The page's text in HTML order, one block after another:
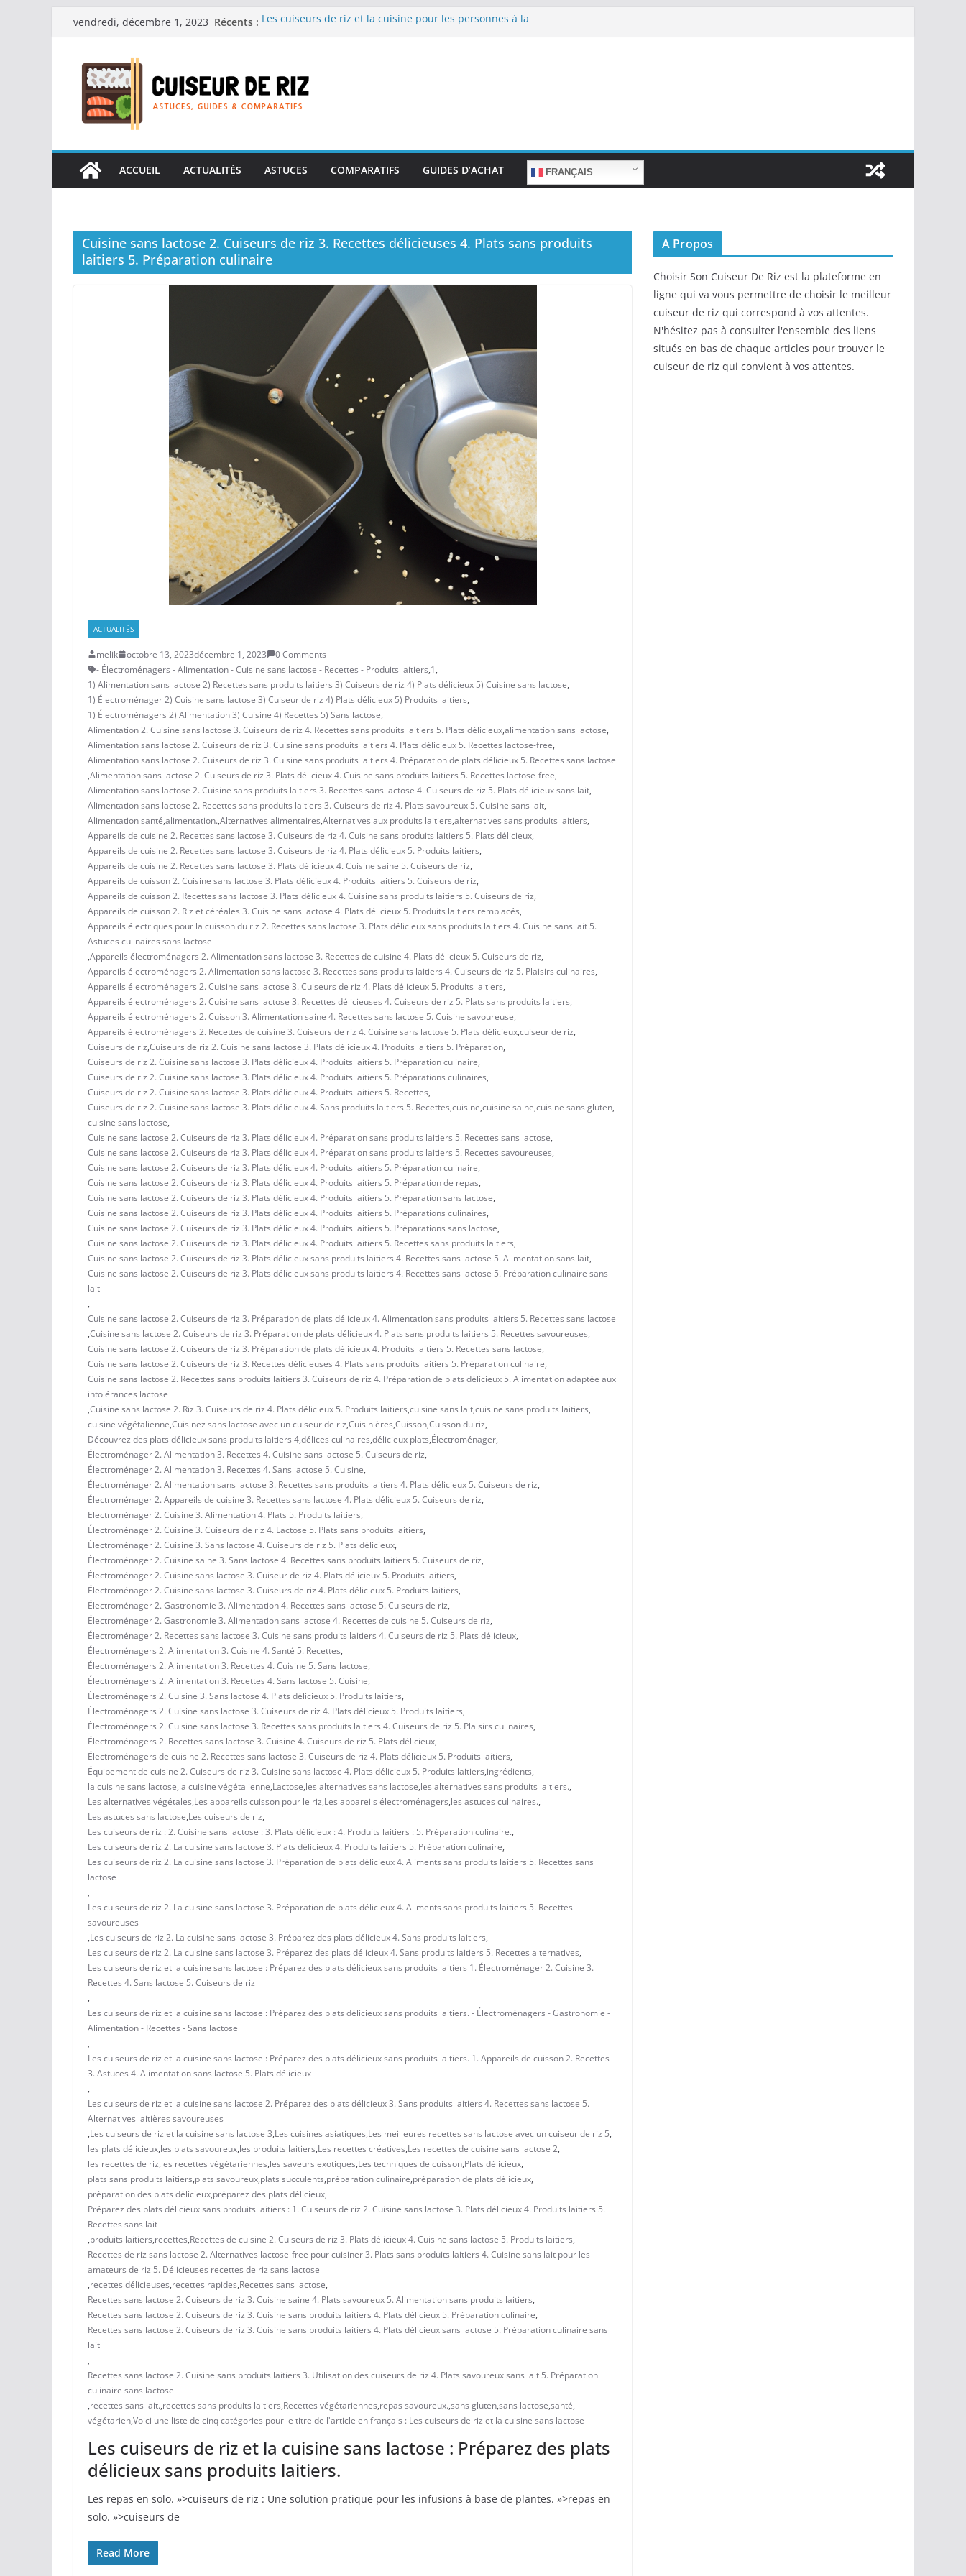
Passervendredi, décembre 1, 2023 Récents : Les cuiseurs de riz et la cuisine pour les personnes à la
Les cuiseurs de riz pour les familles nombreuses : Cuisson
en grande quantité.
Les cuiseurs de riz et la préparation de plats pour les
réconfortants.
ACCUEIL
ACTUALITÉS ASTUCES COMPARATIFS GUIDES D’ACHAT FRANÇAIS
Cuisine sans lactose 2. Cuiseurs de riz 3. Recettes délicieuses 4. Plats sans produits
laitiers 5. Préparation culinaire
ACTUALITÉS
melik octobre 13, 2023décembre 1, 2023
0 Comments
- Électroménagers - Alimentation - Cuisine sans lactose - Recettes - Produits laitiers,1,
1) Alimentation sans lactose 2) Recettes sans produits laitiers 3) Cuiseurs de riz 4) Plats délicieux 5) Cuisine sans lactose,
1) Électroménager 2) Cuisine sans lactose 3) Cuiseur de riz 4) Plats délicieux 5) Produits laitiers,
1) Électroménagers 2) Alimentation 3) Cuisine 4) Recettes 5) Sans lactose,
Alimentation 2. Cuisine sans lactose 3. Cuiseurs de riz 4. Recettes sans produits laitiers 5. Plats délicieux,alimentation sans lactose,
Alimentation sans lactose 2. Cuiseurs de riz 3. Cuisine sans produits laitiers 4. Plats délicieux 5. Recettes lactose-free,
Alimentation sans lactose 2. Cuiseurs de riz 3. Cuisine sans produits laitiers 4. Préparation de plats délicieux 5. Recettes sans lactose
,Alimentation sans lactose 2. Cuiseurs de riz 3. Plats délicieux 4. Cuisine sans produits laitiers 5. Recettes lactose-free,
Alimentation sans lactose 2. Cuisine sans produits laitiers 3. Recettes sans lactose 4. Cuiseurs de riz 5. Plats délicieux sans lait,
Alimentation sans lactose 2. Recettes sans produits laitiers 3. Cuiseurs de riz 4. Plats savoureux 5. Cuisine sans lait,
Alimentation santé,alimentation.,Alternatives alimentaires,Alternatives aux produits laitiers,alternatives sans produits laitiers,
Appareils de cuisine 2. Recettes sans lactose 3. Cuiseurs de riz 4. Cuisine sans produits laitiers 5. Plats délicieux,
Appareils de cuisine 2. Recettes sans lactose 3. Cuiseurs de riz 4. Plats délicieux 5. Produits laitiers,
Appareils de cuisine 2. Recettes sans lactose 3. Plats délicieux 4. Cuisine saine 5. Cuiseurs de riz,
Appareils de cuisson 2. Cuisine sans lactose 3. Plats délicieux 4. Produits laitiers 5. Cuiseurs de riz,
Appareils de cuisson 2. Recettes sans lactose 3. Plats délicieux 4. Cuisine sans produits laitiers 5. Cuiseurs de riz,
Appareils de cuisson 2. Riz et céréales 3. Cuisine sans lactose 4. Plats délicieux 5. Produits laitiers remplacés,
Appareils électriques pour la cuisson du riz 2. Recettes sans lactose 3. Plats délicieux sans produits laitiers 4. Cuisine sans lait 5.
Astuces culinaires sans lactose
,Appareils électroménagers 2. Alimentation sans lactose 3. Recettes de cuisine 4. Plats délicieux 5. Cuiseurs de riz,
Appareils électroménagers 2. Alimentation sans lactose 3. Recettes sans produits laitiers 4. Cuiseurs de riz 5. Plaisirs culinaires,
Appareils électroménagers 2. Cuisine sans lactose 3. Cuiseurs de riz 4. Plats délicieux 5. Produits laitiers,
Appareils électroménagers 2. Cuisine sans lactose 3. Recettes délicieuses 4. Cuiseurs de riz 5. Plats sans produits laitiers,
Appareils électroménagers 2. Cuisson 3. Alimentation saine 4. Recettes sans lactose 5. Cuisine savoureuse,
Appareils électroménagers 2. Recettes de cuisine 3. Cuiseurs de riz 4. Cuisine sans lactose 5. Plats délicieux,cuiseur de riz,
Cuiseurs de riz,Cuiseurs de riz 2. Cuisine sans lactose 3. Plats délicieux 4. Produits laitiers 5. Préparation,
Cuiseurs de riz 2. Cuisine sans lactose 3. Plats délicieux 4. Produits laitiers 5. Préparation culinaire,
Cuiseurs de riz 2. Cuisine sans lactose 3. Plats délicieux 4. Produits laitiers 5. Préparations culinaires,
Cuiseurs de riz 2. Cuisine sans lactose 3. Plats délicieux 4. Produits laitiers 5. Recettes,
Cuiseurs de riz 2. Cuisine sans lactose 3. Plats délicieux 4. Sans produits laitiers 5. Recettes,cuisine,cuisine saine,cuisine sans gluten,
cuisine sans lactose,
Cuisine sans lactose 2. Cuiseurs de riz 3. Plats délicieux 4. Préparation sans produits laitiers 5. Recettes sans lactose,
Cuisine sans lactose 2. Cuiseurs de riz 3. Plats délicieux 4. Préparation sans produits laitiers 5. Recettes savoureuses,
Cuisine sans lactose 2. Cuiseurs de riz 3. Plats délicieux 4. Produits laitiers 5. Préparation culinaire,
Cuisine sans lactose 2. Cuiseurs de riz 3. Plats délicieux 4. Produits laitiers 5. Préparation de repas,
Cuisine sans lactose 2. Cuiseurs de riz 3. Plats délicieux 4. Produits laitiers 5. Préparation sans lactose,
Cuisine sans lactose 2. Cuiseurs de riz 3. Plats délicieux 4. Produits laitiers 5. Préparations culinaires,
Cuisine sans lactose 2. Cuiseurs de riz 3. Plats délicieux 4. Produits laitiers 5. Préparations sans lactose,
Cuisine sans lactose 2. Cuiseurs de riz 3. Plats délicieux 4. Produits laitiers 5. Recettes sans produits laitiers,
Cuisine sans lactose 2. Cuiseurs de riz 3. Plats délicieux sans produits laitiers 4. Recettes sans lactose 5. Alimentation sans lait,
Cuisine sans lactose 2. Cuiseurs de riz 3. Plats délicieux sans produits laitiers 4. Recettes sans lactose 5. Préparation culinaire sans
lait
,
Cuisine sans lactose 2. Cuiseurs de riz 3. Préparation de plats délicieux 4. Alimentation sans produits laitiers 5. Recettes sans lactose
,Cuisine sans lactose 2. Cuiseurs de riz 3. Préparation de plats délicieux 4. Plats sans produits laitiers 5. Recettes savoureuses,
Cuisine sans lactose 2. Cuiseurs de riz 3. Préparation de plats délicieux 4. Produits laitiers 5. Recettes sans lactose,
Cuisine sans lactose 2. Cuiseurs de riz 3. Recettes délicieuses 4. Plats sans produits laitiers 5. Préparation culinaire,
Cuisine sans lactose 2. Recettes sans produits laitiers 3. Cuiseurs de riz 4. Préparation de plats délicieux 5. Alimentation adaptée aux
intolérances lactose
,Cuisine sans lactose 2. Riz 3. Cuiseurs de riz 4. Plats délicieux 5. Produits laitiers,cuisine sans lait,cuisine sans produits laitiers,
cuisine végétalienne,Cuisinez sans lactose avec un cuiseur de riz,Cuisinières,Cuisson,Cuisson du riz,
Découvrez des plats délicieux sans produits laitiers 4,délices culinaires,délicieux plats,Électroménager,
Électroménager 2. Alimentation 3. Recettes 4. Cuisine sans lactose 5. Cuiseurs de riz,
Électroménager 2. Alimentation 3. Recettes 4. Sans lactose 5. Cuisine,
Électroménager 2. Alimentation sans lactose 3. Recettes sans produits laitiers 4. Plats délicieux 5. Cuiseurs de riz,
Électroménager 2. Appareils de cuisine 3. Recettes sans lactose 4. Plats délicieux 5. Cuiseurs de riz,
Electroménager 2. Cuisine 3. Alimentation 4. Plats 5. Produits laitiers,
Électroménager 2. Cuisine 3. Cuiseurs de riz 4. Lactose 5. Plats sans produits laitiers,
Électroménager 2. Cuisine 3. Sans lactose 4. Cuiseurs de riz 5. Plats délicieux,
Électroménager 2. Cuisine saine 3. Sans lactose 4. Recettes sans produits laitiers 5. Cuiseurs de riz,
Électroménager 2. Cuisine sans lactose 3. Cuiseur de riz 4. Plats délicieux 5. Produits laitiers,
Électroménager 2. Cuisine sans lactose 3. Cuiseurs de riz 4. Plats délicieux 5. Produits laitiers,
Électroménager 2. Gastronomie 3. Alimentation 4. Recettes sans lactose 5. Cuiseurs de riz,
Électroménager 2. Gastronomie 3. Alimentation sans lactose 4. Recettes de cuisine 5. Cuiseurs de riz,
Électroménager 2. Recettes sans lactose 3. Cuisine sans produits laitiers 4. Cuiseurs de riz 5. Plats délicieux,
Électroménagers 2. Alimentation 3. Cuisine 4. Santé 5. Recettes,
Électroménagers 2. Alimentation 3. Recettes 4. Cuisine 5. Sans lactose,
Électroménagers 2. Alimentation 3. Recettes 4. Sans lactose 5. Cuisine,
Électroménagers 2. Cuisine 3. Sans lactose 4. Plats délicieux 5. Produits laitiers,
Électroménagers 2. Cuisine sans lactose 3. Cuiseurs de riz 4. Plats délicieux 5. Produits laitiers,
Électroménagers 2. Cuisine sans lactose 3. Recettes sans produits laitiers 4. Cuiseurs de riz 5. Plaisirs culinaires,
Électroménagers 2. Recettes sans lactose 3. Cuisine 4. Cuiseurs de riz 5. Plats délicieux,
Électroménagers de cuisine 2. Recettes sans lactose 3. Cuiseurs de riz 4. Plats délicieux 5. Produits laitiers,
Équipement de cuisine 2. Cuiseurs de riz 3. Cuisine sans lactose 4. Plats délicieux 5. Produits laitiers,ingrédients,
la cuisine sans lactose,la cuisine végétalienne,Lactose,les alternatives sans lactose,les alternatives sans produits laitiers.,
Les alternatives végétales,Les appareils cuisson pour le riz,Les appareils électroménagers,les astuces culinaires.,
Les astuces sans lactose,Les cuiseurs de riz,
Les cuiseurs de riz : 2. Cuisine sans lactose : 3. Plats délicieux : 4. Produits laitiers : 5. Préparation culinaire.,
Les cuiseurs de riz 2. La cuisine sans lactose 3. Plats délicieux 4. Produits laitiers 5. Préparation culinaire,
Les cuiseurs de riz 2. La cuisine sans lactose 3. Préparation de plats délicieux 4. Aliments sans produits laitiers 5. Recettes sans
lactose
,
Les cuiseurs de riz 2. La cuisine sans lactose 3. Préparation de plats délicieux 4. Aliments sans produits laitiers 5. Recettes
savoureuses
,Les cuiseurs de riz 2. La cuisine sans lactose 3. Préparez des plats délicieux 4. Sans produits laitiers,
Les cuiseurs de riz 2. La cuisine sans lactose 3. Préparez des plats délicieux 4. Sans produits laitiers 5. Recettes alternatives,
Les cuiseurs de riz et la cuisine sans lactose : Préparez des plats délicieux sans produits laitiers 1. Électroménager 2. Cuisine 3.
Recettes 4. Sans lactose 5. Cuiseurs de riz
,
Les cuiseurs de riz et la cuisine sans lactose : Préparez des plats délicieux sans produits laitiers. - Électroménagers - Gastronomie -
Alimentation - Recettes - Sans lactose
,
Les cuiseurs de riz et la cuisine sans lactose : Préparez des plats délicieux sans produits laitiers. 1. Appareils de cuisson 2. Recettes
3. Astuces 4. Alimentation sans lactose 5. Plats délicieux
,
Les cuiseurs de riz et la cuisine sans lactose 2. Préparez des plats délicieux 3. Sans produits laitiers 4. Recettes sans lactose 5.
Alternatives laitières savoureuses
,Les cuiseurs de riz et la cuisine sans lactose 3,Les cuisines asiatiques,Les meilleures recettes sans lactose avec un cuiseur de riz 5,
les plats délicieux,les plats savoureux,les produits laitiers,Les recettes créatives,Les recettes de cuisine sans lactose 2,
les recettes de riz,les recettes végétariennes,les saveurs exotiques,Les techniques de cuisson,Plats délicieux,
plats sans produits laitiers,plats savoureux,plats succulents,préparation culinaire,préparation de plats délicieux,
préparation des plats délicieux,préparez des plats délicieux,
Préparez des plats délicieux sans produits laitiers : 1. Cuiseurs de riz 2. Cuisine sans lactose 3. Plats délicieux 4. Produits laitiers 5.
Recettes sans lait
,produits laitiers,recettes,Recettes de cuisine 2. Cuiseurs de riz 3. Plats délicieux 4. Cuisine sans lactose 5. Produits laitiers,
Recettes de riz sans lactose 2. Alternatives lactose-free pour cuisiner 3. Plats sans produits laitiers 4. Cuisine sans lait pour les
amateurs de riz 5. Délicieuses recettes de riz sans lactose
,recettes délicieuses,recettes rapides,Recettes sans lactose,
Recettes sans lactose 2. Cuiseurs de riz 3. Cuisine saine 4. Plats savoureux 5. Alimentation sans produits laitiers,
Recettes sans lactose 2. Cuiseurs de riz 3. Cuisine sans produits laitiers 4. Plats délicieux 5. Préparation culinaire,
Recettes sans lactose 2. Cuiseurs de riz 3. Cuisine sans produits laitiers 4. Plats délicieux sans lactose 5. Préparation culinaire sans
lait
,
Recettes sans lactose 2. Cuisine sans produits laitiers 3. Utilisation des cuiseurs de riz 4. Plats savoureux sans lait 5. Préparation
culinaire sans lactose
,recettes sans lait.,recettes sans produits laitiers,Recettes végétariennes,repas savoureux.,sans gluten,sans lactose,santé,
végétarien,Voici une liste de cinq catégories pour le titre de l'article en français : Les cuiseurs de riz et la cuisine sans lactose
Les cuiseurs de riz et la cuisine sans lactose : Préparez des plats
délicieux sans produits laitiers.
Les‌ repas en solo. »>cuiseurs de riz : Une solution pratique pour les infusions à base de plantes. »>repas en
solo. »>cuiseurs de
Read More
A Propos
Choisir Son Cuiseur De Riz est la plateforme en
ligne qui va vous permettre de choisir le meilleur
cuiseur de riz qui correspond à vos attentes.
N'hésitez pas à consulter l'ensemble des liens
situés en bas de chaque articles pour trouver le
cuiseur de riz qui convient à vos attentes.